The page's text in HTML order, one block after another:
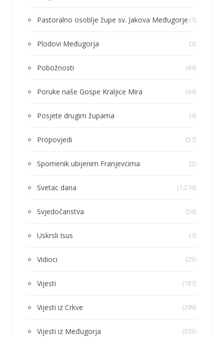
Pastoralno osoblje župe sv. Jakova Međugorje (1)
Plodovi Međugorja (3)
Pobožnosti (69)
Poruke naše Gospe Kraljice Mira (64)
Posjete drugim župama (4)
Propovjedi (57)
Spomenik ubijenim Franjevcima (2)
Svetac dana (1,216)
Svjedočanstva (56)
Uskrsli Isus (1)
Vidioci (25)
Vijesti (181)
Vijesti iz Crkve (299)
Vijesti iz Međugorja (335)